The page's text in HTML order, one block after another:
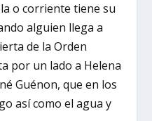
o corriente tiene su
alguien llega a
de la Orden
por un lado a Helena
Guénon, que en los
así como el agua y